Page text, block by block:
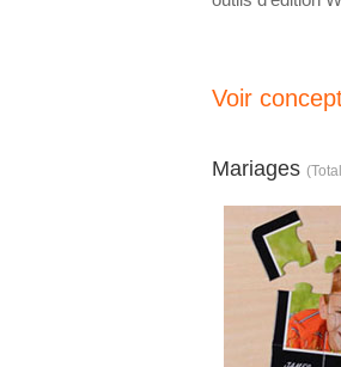
Voir
Mariages